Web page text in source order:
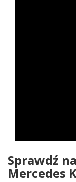
Sprawdź
Mercedes